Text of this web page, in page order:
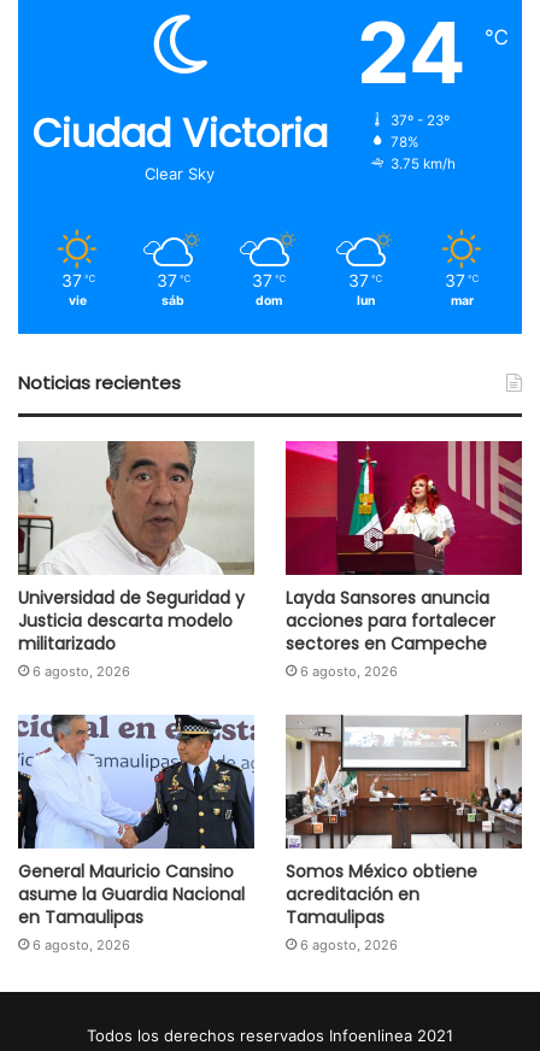
Ciudad Victoria
Clear Sky
24 ℃
37º - 23º
78%
3.75 km/h
37 ℃
vie
37 ℃
sáb
37 ℃
dom
37 ℃
lun
37 ℃
mar
Noticias recientes
Universidad de Seguridad y
Justicia descarta modelo
militarizado
6 agosto, 2026
Layda Sansores anuncia
acciones para fortalecer
sectores en Campeche
6 agosto, 2026
General Mauricio Cansino
asume la Guardia Nacional
en Tamaulipas
6 agosto, 2026
Somos México obtiene
acreditación en
Tamaulipas
6 agosto, 2026
Todos los derechos reservados Infoenlinea 2021